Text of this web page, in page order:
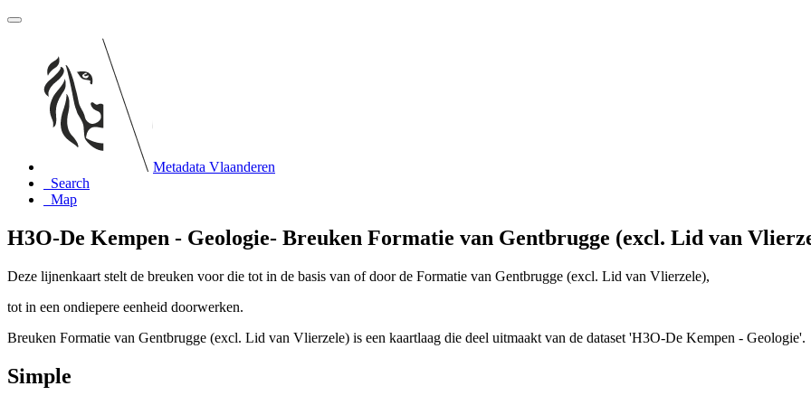
Metadata Vlaanderen
Search
Map
H3O-De Kempen - Geologie- Breuken Formatie van Gentbrugge (excl. Lid van
Deze lijnenkaart stelt de breuken voor die tot in de basis van of door de Formatie van Gentbrugge (excl. Lid van Vlierzele),
tot in een ondiepere eenheid doorwerken.
Breuken Formatie van Gentbrugge (excl. Lid van Vlierzele) is een kaartlaag die deel uitmaakt van de dataset 'H3O-De Kempen - Geologie'.
Simple